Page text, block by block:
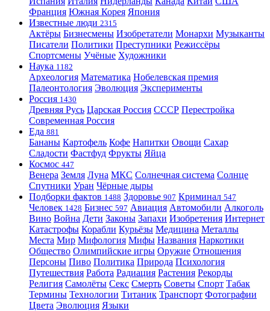
Франция Южная Корея Япония
Известные люди 2315
Актёры Бизнесмены Изобретатели Монархи Музыканты
Писатели Политики Преступники Режиссёры
Спортсмены Учёные Художники
Наука 1182
Археология Математика Нобелевская премия
Палеонтология Эволюция Эксперименты
Россия 1430
Древняя Русь Царская Россия СССР Перестройка
Современная Россия
Еда 881
Бананы Картофель Кофе Напитки Овощи Сахар
Сладости Фастфуд Фрукты Яйца
Космос 447
Венера Земля Луна МКС Солнечная система Солнце
Спутники Уран Чёрные дыры
Подборки фактов 1488 Здоровье 907 Криминал 547
Человек 1428 Бизнес 597 Авиация Автомобили Алкоголь
Вино Война Дети Законы Запахи Изобретения Интернет
Катастрофы Корабли Курьёзы Медицина Металлы
Места Мир Мифология Мифы Названия Наркотики
Общество Олимпийские игры Оружие Отношения
Персоны Пиво Политика Природа Психология
Путешествия Работа Радиация Растения Рекорды
Религия Самолёты Секс Смерть Советы Спорт Табак
Термины Технологии Титаник Транспорт Фотографии
Цвета Эволюция Языки